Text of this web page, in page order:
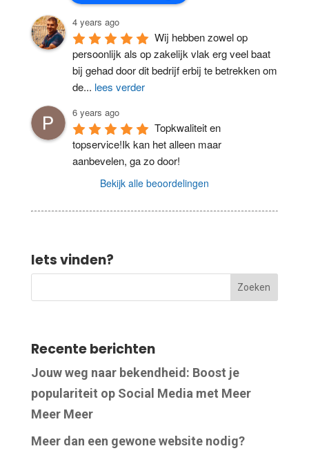
4 years ago
Wij hebben zowel op
persoonlijk als op zakelijk vlak erg veel baat
bij gehad door dit bedrijf erbij te betrekken om
de... lees verder
6 years ago
Topkwaliteit en
topservice!Ik kan het alleen maar
aanbevelen, ga zo door!
Bekijk alle beoordelingen
Iets vinden?
Recente berichten
Jouw weg naar bekendheid: Boost je
populariteit op Social Media met Meer
Meer Meer
Meer dan een gewone website nodig?